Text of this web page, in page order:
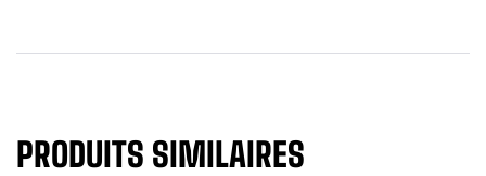
PRODUITS SIMILAIRES